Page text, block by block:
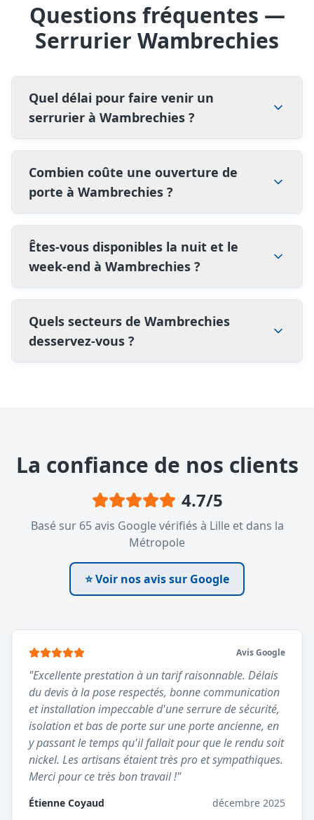
Questions fréquentes —
Serrurier Wambrechies
Quel délai pour faire venir un
serrurier à Wambrechies ?
Combien coûte une ouverture de
porte à Wambrechies ?
Êtes-vous disponibles la nuit et le
week-end à Wambrechies ?
Quels secteurs de Wambrechies
desservez-vous ?
La confiance de nos clients
4.7/5
Basé sur 65avis Google vérifiés à Lille et dans la
Métropole
⭐ Voir nos avis sur Google
Avis Google
"Excellente prestation à un tarif raisonnable. Délais
du devis à la pose respectés, bonne communication
et installation impeccable d'une serrure de sécurité,
isolation et bas de porte sur une porte ancienne, en
y passant le temps qu'il fallait pour que le rendu soit
nickel. Les artisans étaient très pro et sympathiques.
Merci pour ce très bon travail !"
Étienne Coyaud décembre 2025